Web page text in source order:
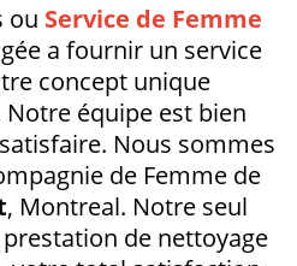
ou Service de Femme
a fournir un service
concept unique
Notre équipe est bien
Nous sommes
de Femme de
, Montreal. Notre seul
de nettoyage